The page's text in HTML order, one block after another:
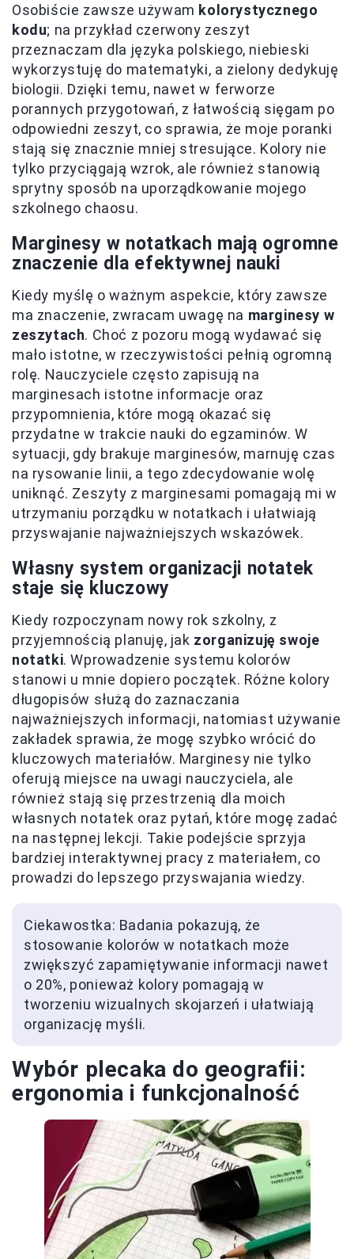
Osobiście zawsze używam kolorystycznego
kodu; na przykład czerwony zeszyt
przeznaczam dla języka polskiego, niebieski
wykorzystuję do matematyki, a zielony dedykuję
biologii. Dzięki temu, nawet w ferworze
porannych przygotowań, z łatwością sięgam po
odpowiedni zeszyt, co sprawia, że moje poranki
stają się znacznie mniej stresujące. Kolory nie
tylko przyciągają wzrok, ale również stanowią
sprytny sposób na uporządkowanie mojego
szkolnego chaosu.
Marginesy w notatkach mają ogromne
znaczenie dla efektywnej nauki
Kiedy myślę o ważnym aspekcie, który zawsze
ma znaczenie, zwracam uwagę na marginesy w
zeszytach. Choć z pozoru mogą wydawać się
mało istotne, w rzeczywistości pełnią ogromną
rolę. Nauczyciele często zapisują na
marginesach istotne informacje oraz
przypomnienia, które mogą okazać się
przydatne w trakcie nauki do egzaminów. W
sytuacji, gdy brakuje marginesów, marnuję czas
na rysowanie linii, a tego zdecydowanie wolę
uniknąć. Zeszyty z marginesami pomagają mi w
utrzymaniu porządku w notatkach i ułatwiają
przyswajanie najważniejszych wskazówek.
Własny system organizacji notatek
staje się kluczowy
Kiedy rozpoczynam nowy rok szkolny, z
przyjemnością planuję, jak zorganizuję swoje
notatki. Wprowadzenie systemu kolorów
stanowi u mnie dopiero początek. Różne kolory
długopisów służą do zaznaczania
najważniejszych informacji, natomiast używanie
zakładek sprawia, że mogę szybko wrócić do
kluczowych materiałów. Marginesy nie tylko
oferują miejsce na uwagi nauczyciela, ale
również stają się przestrzenią dla moich
własnych notatek oraz pytań, które mogę zadać
na następnej lekcji. Takie podejście sprzyja
bardziej interaktywnej pracy z materiałem, co
prowadzi do lepszego przyswajania wiedzy.
Ciekawostka: Badania pokazują, że
stosowanie kolorów w notatkach może
zwiększyć zapamiętywanie informacji nawet
o 20%, ponieważ kolory pomagają w
tworzeniu wizualnych skojarzeń i ułatwiają
organizację myśli.
Wybór plecaka do geografii:
ergonomia i funkcjonalność